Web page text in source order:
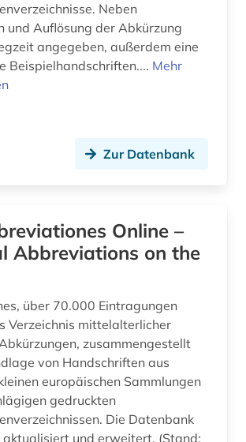
geschichte 353 - 378 (1)
geschichte 400-1200 (1)
geschichte 500-1600 (1)
geschichte 641-1025 (1)
geschichte <1701-1800> (1)
grammatik (4)
gregorius nyssenus (1)
Neben
und Auflösung der Abkürzung
angegeben, außerdem eine
Beispielhandschriften.... Mehr
Zur Datenbank
Online –
Abbreviations on the
über 70.000 Eintragungen
Verzeichnis mittelalterlicher
zusammengestellt
von Handschriften aus
europäischen Sammlungen
gedruckten
Die Datenbank
und erweitert. (Stand: